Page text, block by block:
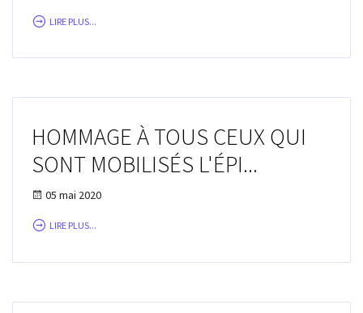
LIRE PLUS...
HOMMAGE À TOUS CEUX QUI
SONT MOBILISÉS L'ÉPI...
05 mai 2020
LIRE PLUS...